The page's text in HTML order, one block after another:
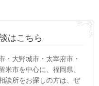
はこちら
・大野城市・太宰府市・
米市を中心に、福岡県、
談所をお探しの方は、ぜ